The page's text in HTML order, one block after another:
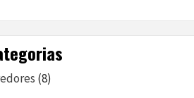
(8)